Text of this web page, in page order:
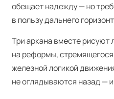
обещает надежду — но
в пользу дальнего
Три аркана вместе рисуют
на реформы,
железной логикой
не оглядываются назад —